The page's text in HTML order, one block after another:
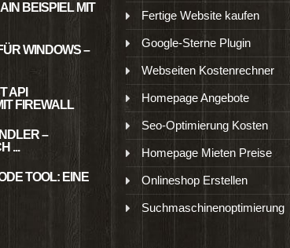
BEISPIEL MIT
WINDOWS –
API
FIREWALL
–
...
TOOL: EINE
Fertige Website kaufen
Google-Sterne Plugin
Webseiten Kostenrechner
Homepage Angebote
Seo-Optimierung Kosten
Homepage Mieten Preise
Onlineshop Erstellen
Suchmaschinenoptimierung